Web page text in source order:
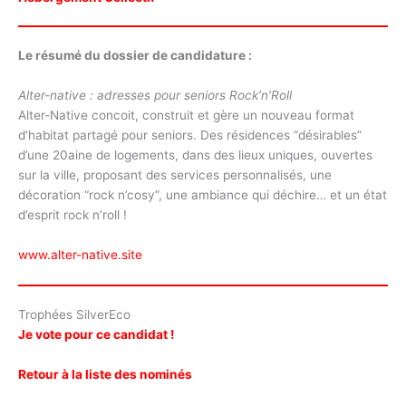
Le résumé du dossier de candidature :
Alter-native : adresses pour seniors Rock’n’Roll
Alter-Native concoit, construit et gère un nouveau format
d’habitat partagé pour seniors. Des résidences “désirables”
d’une 20aine de logements, dans des lieux uniques, ouvertes
sur la ville, proposant des services personnalisés, une
décoration “rock n’cosy”, une ambiance qui déchire… et un état
d’esprit rock n’roll !
www.alter-native.site
Trophées SilverEco
Je vote pour ce candidat !
Retour à la liste des nominés